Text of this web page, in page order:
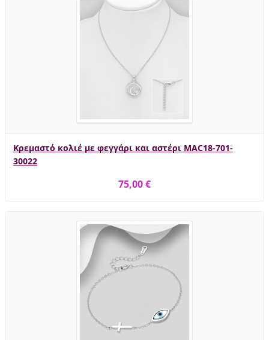
Κρεμαστό κολιέ με φεγγάρι και αστέρι MAC18-701-
30022
75,00 €